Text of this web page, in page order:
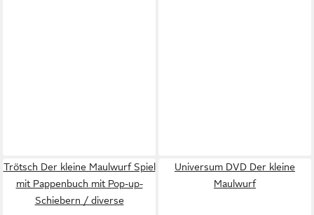
Trötsch Der kleine Maulwurf Spiel
mit Pappenbuch mit Pop-up-
Schiebern / diverse
Universum DVD Der kleine
Maulwurf